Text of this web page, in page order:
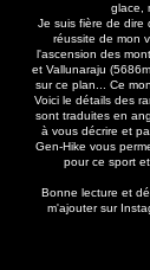
glace,
Je suis fière de dire
réussite de mon
l'ascension des
et Vallunaraju
sur ce plan... Ce
Voici le détails des
sont traduites en
à vous décrire et
Gen-Hike vous
pour ce sport et
Bonne lecture et
m'ajouter sur